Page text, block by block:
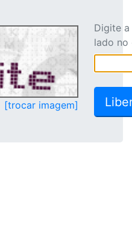
[trocar imagem]
Digite
lado no